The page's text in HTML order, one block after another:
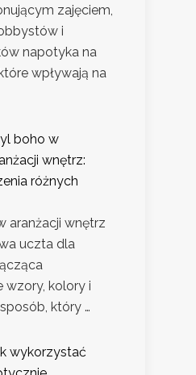
zajęciem,
i
napotyka na
wpływają na
boho w
wnętrz:
różnych
aranżacji wnętrz
uczta dla
wzory, kolory i
który …
wykorzystać